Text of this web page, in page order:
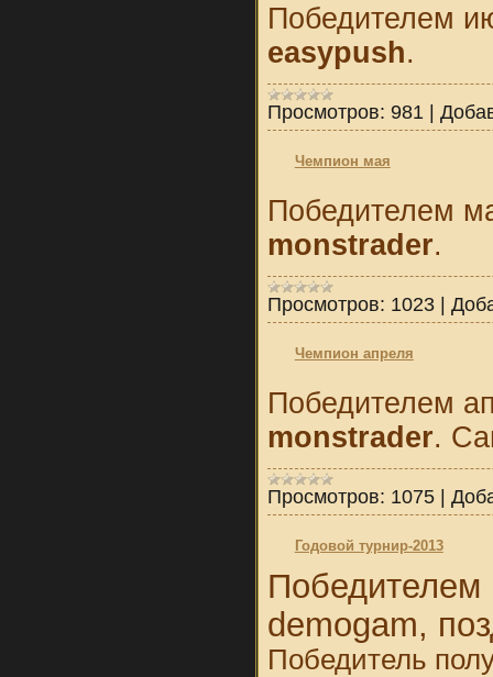
Победителем
еasypush.
Просмотров: 981
Чемпион мая
Победителем
monstrader.
Просмотров: 1023
Чемпион апреля
Победителем
monstrader.
Просмотров: 1075
Годовой турнир-2013
Победителем
demogam,
Победитель